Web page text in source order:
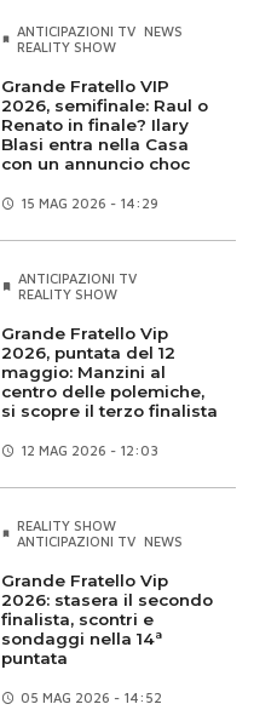
ANTICIPAZIONI TV NEWS
REALITY SHOW
Grande Fratello VIP
2026, semifinale: Raul o
Renato in finale? Ilary
Blasi entra nella Casa
con un annuncio choc
15 MAG 2026 - 14:29
ANTICIPAZIONI TV
REALITY SHOW
Grande Fratello Vip
2026, puntata del 12
maggio: Manzini al
centro delle polemiche,
si scopre il terzo finalista
12 MAG 2026 - 12:03
REALITY SHOW
ANTICIPAZIONI TV NEWS
Grande Fratello Vip
2026: stasera il secondo
finalista, scontri e
sondaggi nella 14ª
puntata
05 MAG 2026 - 14:52